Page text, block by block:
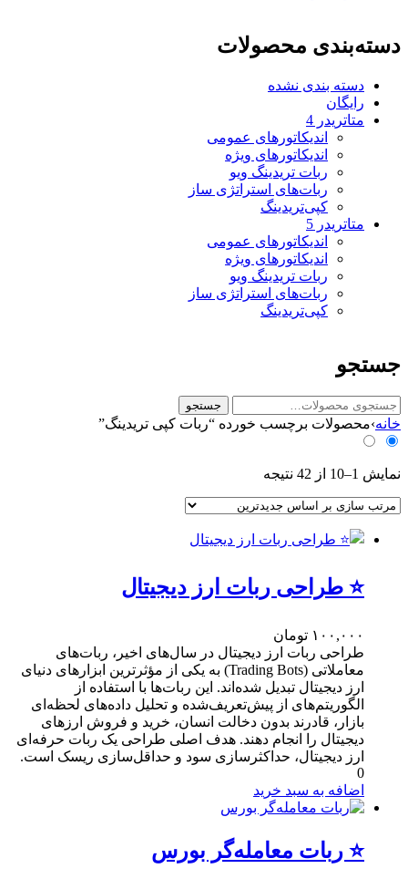
دسته‌بندی محصولات
دسته بندی نشده
رایگان
متاتريدر 4
اندیکاتورهای عمومی
اندیکاتورهای ویژه
ربات تریدینگ ویو
ربات‌های استراتژی ساز
کپی‌تریدینگ
متاتريدر 5
اندیکاتورهای عمومی
اندیکاتورهای ویژه
ربات تریدینگ ویو
ربات‌های استراتژی ساز
کپی‌تریدینگ
جستجو
ج
س
ت
و
ر
جستجو
خانه›محصولات برچسب خورده “ربات کپی تریدینگ”
نمایش 1–10 از 42 نتیجه
latest
⭐ طراحی ربات ارز دیجیتال
۱۰۰,۰۰۰ تومان
طراحی ربات ارز دیجیتال در سال‌های اخیر، ربات‌های
معاملاتی (Trading Bots) به یکی از مؤثرترین ابزارهای دنیای
ارز دیجیتال تبدیل شده‌اند. این ربات‌ها با استفاده از
الگوریتم‌های از پیش‌تعریف‌شده و تحلیل داده‌های لحظه‌ای
بازار، قادرند بدون دخالت انسان، خرید و فروش ارزهای
دیجیتال را انجام دهند. هدف اصلی طراحی یک ربات حرفه‌ای
ارز دیجیتال، حداکثرسازی سود و حداقل‌سازی ریسک است.
0
اضافه به سبد خرید
⭐ ربات معامله‌گر بورس